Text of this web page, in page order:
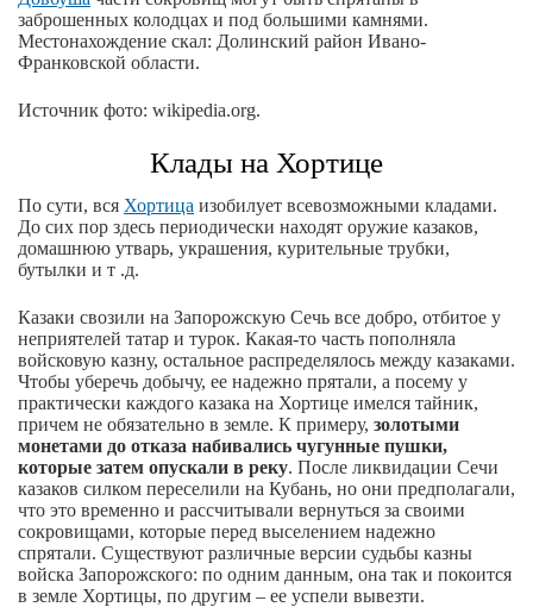
заброшенных колодцах и под большими камнями.
Местонахождение скал: Долинский район Ивано-
Франковской области.
Источник фото: wikipedia.org.
Клады на Хортице
По сути, вся Хортица изобилует всевозможными кладами.
До сих пор здесь периодически находят оружие казаков,
домашнюю утварь, украшения, курительные трубки,
бутылки и т .д.
Казаки свозили на Запорожскую Сечь все добро, отбитое у
неприятелей татар и турок. Какая-то часть пополняла
войсковую казну, остальное распределялось между казаками.
Чтобы уберечь добычу, ее надежно прятали, а посему у
практически каждого казака на Хортице имелся тайник,
причем не обязательно в земле. К примеру, золотыми
монетами до отказа набивались чугунные пушки,
которые затем опускали в реку. После ликвидации Сечи
казаков силком переселили на Кубань, но они предполагали,
что это временно и рассчитывали вернуться за своими
сокровищами, которые перед выселением надежно
спрятали. Существуют различные версии судьбы казны
войска Запорожского: по одним данным, она так и покоится
в земле Хортицы, по другим – ее успели вывезти.